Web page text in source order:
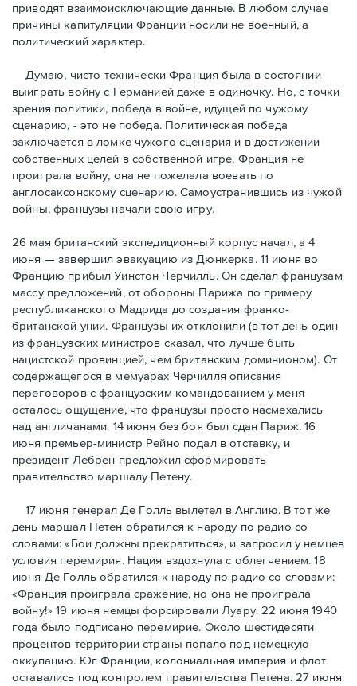
приводят взаимоисключающие данные. В любом случае
причины капитуляции Франции носили не военный, а
политический характер.
Думаю, чисто технически Франция была в состоянии
выиграть войну с Германией даже в одиночку. Но, с точки
зрения политики, победа в войне, идущей по чужому
сценарию, - это не победа. Политическая победа
заключается в ломке чужого сценария и в достижении
собственных целей в собственной игре. Франция не
проиграла войну, она не пожелала воевать по
англосаксонскому сценарию. Самоустранившись из чужой
войны, французы начали свою игру.
26 мая британский экспедиционный корпус начал, а 4
июня — завершил эвакуацию из Дюнкерка. 11 июня во
Францию прибыл Уинстон Черчилль. Он сделал французам
массу предложений, от обороны Парижа по примеру
республиканского Мадрида до создания франко-
британской унии. Французы их отклонили (в тот день один
из французских министров сказал, что лучше быть
нацистской провинцией, чем британским доминионом). От
содержащегося в мемуарах Черчилля описания
переговоров с французским командованием у меня
осталось ощущение, что французы просто насмехались
над англичанами. 14 июня без боя был сдан Париж. 16
июня премьер-министр Рейно подал в отставку, и
президент Лебрен предложил сформировать
правительство маршалу Петену.
17 июня генерал Де Голль вылетел в Англию. В тот же
день маршал Петен обратился к народу по радио со
словами: «Бои должны прекратиться», и запросил у немцев
условия перемирия. Нация вздохнула с облегчением. 18
июня Де Голль обратился к народу по радио со словами:
«Франция проиграла сражение, но она не проиграла
войну!» 19 июня немцы форсировали Луару. 22 июня 1940
года было подписано перемирие. Около шестидесяти
процентов территории страны попало под немецкую
оккупацию. Юг Франции, колониальная империя и флот
оставались под контролем правительства Петена. 27 июня